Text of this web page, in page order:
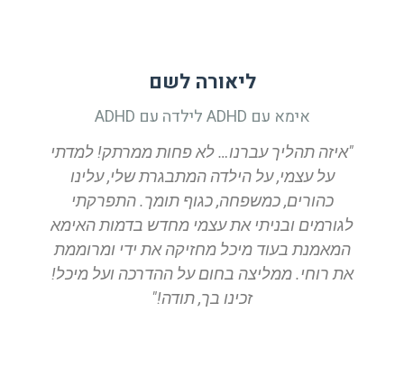
ליאורה לשם
אימא עם ADHD לילדה עם ADHD
"איזה תהליך עברנו… לא פחות ממרתק! למדתי
על עצמי, על הילדה המתבגרת שלי, עלינו
כהורים, כמשפחה, כגוף תומך. התפרקתי
לגורמים ובניתי את עצמי מחדש בדמות האימא
המאמנת בעוד מיכל מחזיקה את ידי ומרוממת
את רוחי. ממליצה בחום על ההדרכה ועל מיכל!
זכינו בך, תודה!"